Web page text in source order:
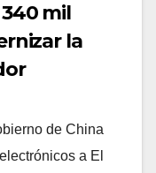
mil
la
de China
a El